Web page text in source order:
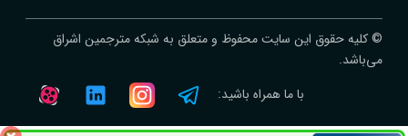
© کلیه حقوق این سایت محفوظ و متعلق به شبکه مترجمین اشراق
می‌باشد.
با ما همراه باشید: